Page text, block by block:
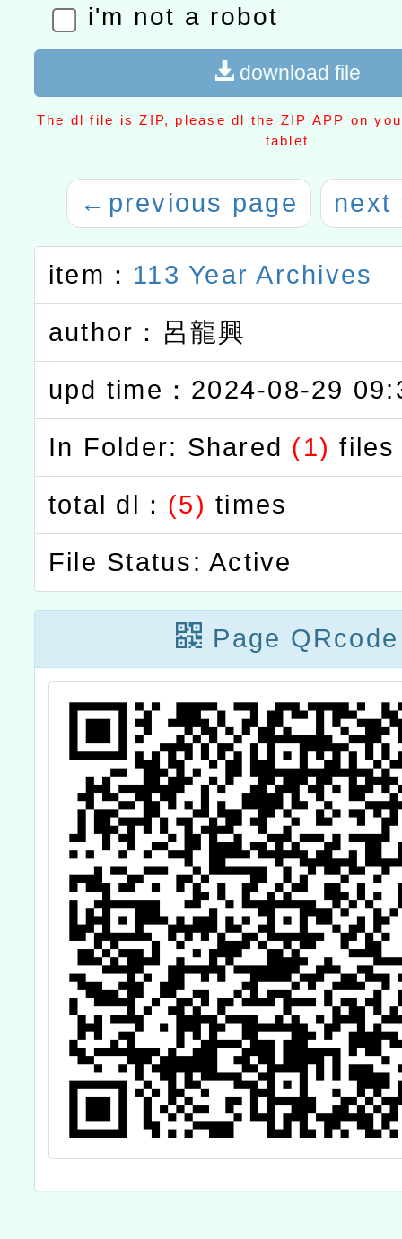
i'm not a robot
download file
The dl file is ZIP, please dl the ZIP APP on
tablet
← previous page next
item： 113 Year Archives
author：呂龍興
upd time：2024-08-29
In Folder: Shared (1) files
total dl： (5) times
File Status: Active
Page QRcode